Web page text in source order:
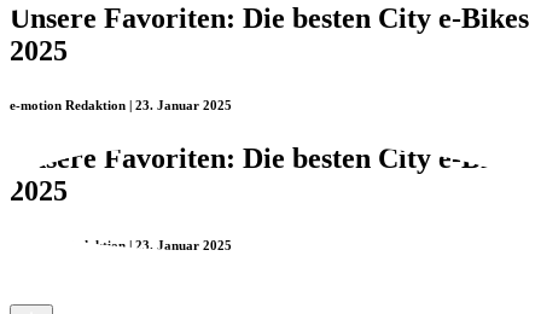
Unsere Favoriten: Die besten City e-Bikes
2025
e-motion Redaktion | 23. Januar 2025
Unsere Favoriten: Die besten City e-Bikes
2025
e-motion Redaktion | 23. Januar 2025